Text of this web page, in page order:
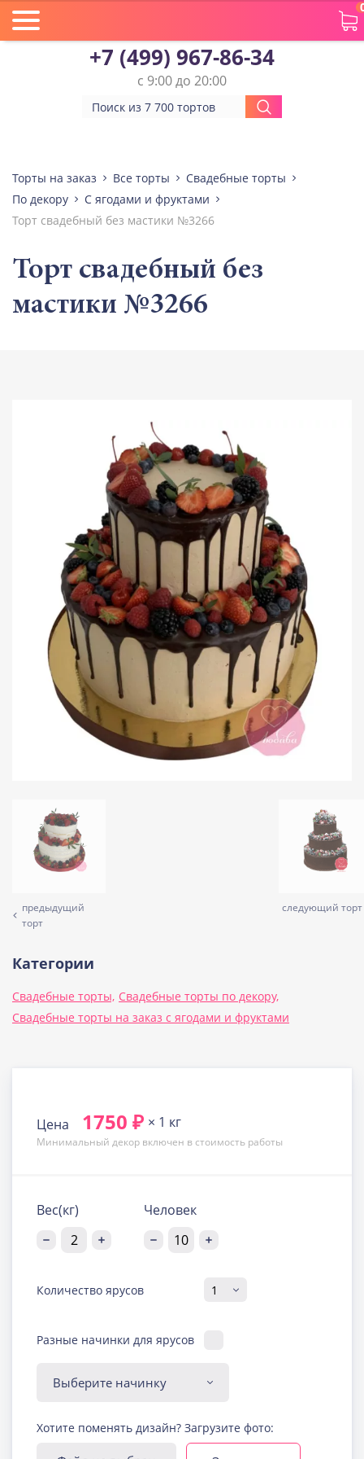
+7 (499) 967-86-34
с 9:00 до 20:00
Торты на заказ Все торты
Свадебные торты
По декору
С ягодами и фруктами
Торт свадебный без мастики №3266
Торт свадебный без
мастики №3266
предыдущий
торт
следующий торт
Категории
Свадебные торты, Свадебные торты по декору,
Свадебные торты на заказ с ягодами и фруктами
Цена 1750 ₽ × 1 кг
Минимальный декор включен в стоимость работы
Вес(кг) Человек
Количество ярусов
Разные начинки для ярусов
Диабетическая-
безглютеновая начинка
Узнать подробнее о начинке
Хотите поменять дизайн? Загрузите фото: